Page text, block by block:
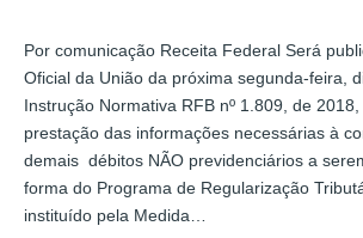
Por comunicação Receita Federal Será
Oficial da União da próxima segunda-feira,
Instrução Normativa RFB nº 1.809, de
prestação das informações necessárias à
demais débitos NÃO previdenciários a
forma do Programa de Regularização
instituído pela Medida…